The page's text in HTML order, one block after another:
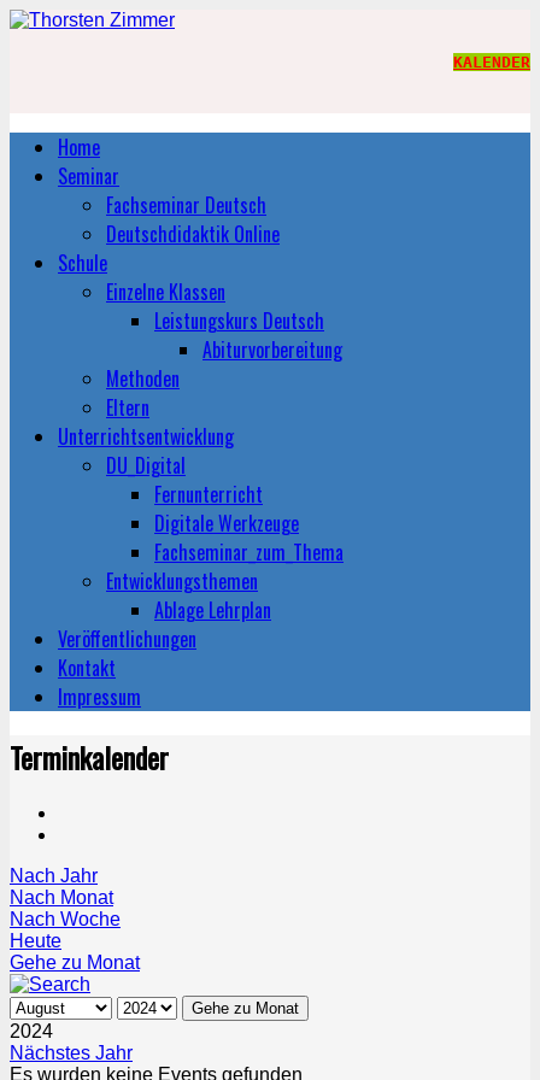
KALENDER
Home
Seminar
Fachseminar Deutsch
Deutschdidaktik Online
Schule
Einzelne Klassen
Leistungskurs Deutsch
Abiturvorbereitung
Methoden
Eltern
Unterrichtsentwicklung
DU_Digital
Fernunterricht
Digitale Werkzeuge
Fachseminar_zum_Thema
Entwicklungsthemen
Ablage Lehrplan
Veröffentlichungen
Kontakt
Impressum
Terminkalender
Nach Jahr
Nach Monat
Nach Woche
Heute
Gehe zu Monat
Gehe zu Monat
2024
Nächstes Jahr
Es wurden keine Events gefunden